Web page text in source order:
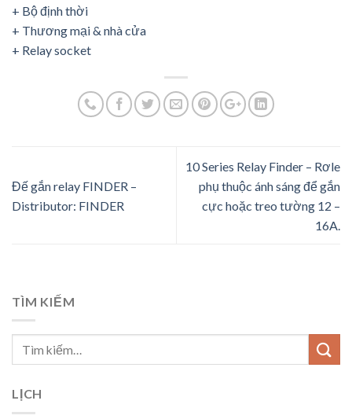
+ Bộ định thời
+ Thương mại & nhà cửa
+ Relay socket
Đế gắn relay FINDER –
Distributor: FINDER
10 Series Relay Finder – Rơle
phụ thuộc ánh sáng để gắn
cực hoặc treo tường 12 –
16A.
TÌM KIẾM
LỊCH